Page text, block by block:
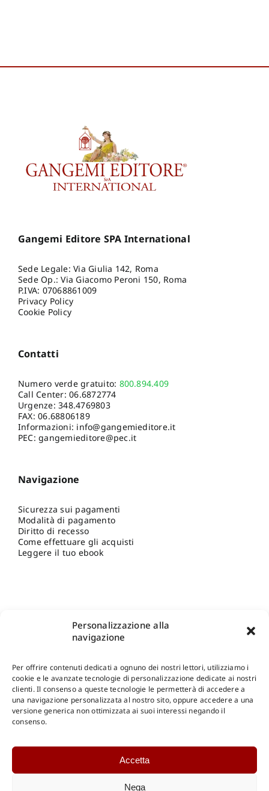
Personalizzazione alla
navigazione
Per offrire contenuti dedicati a ognuno dei nostri lettori, utilizziamo i
cookie e le avanzate tecnologie di personalizzazione dedicate ai nostri
clienti. Il consenso a queste tecnologie le permetterà di accedere a
una navigazione personalizzata al nostro sito, oppure accedere a una
versione generica non ottimizzata ai suoi interessi negando il
consenso.
Accetta
Nega
Gangemi Editore SPA International
Sede Legale: Via Giulia 142, Roma
Sede Op.: Via Giacomo Peroni 150, Roma
P.IVA: 07068861009
Privacy Policy
Cookie Policy
Contatti
Numero verde gratuito: 800.894.409
Call Center:06.6872774
Urgenze:348.4769803
FAX: 06.68806189
Informazioni: info@gangemieditore.it
PEC: gangemieditore@pec.it
Navigazione
Sicurezza sui pagamenti
Modalità di pagamento
Diritto di recesso
Come effettuare gli acquisti
Leggere il tuo ebook
Shop Gangemi Editore-Pagamenti Sicuri e anche Rateali
Catalogo Online
Catalogo Internazionale